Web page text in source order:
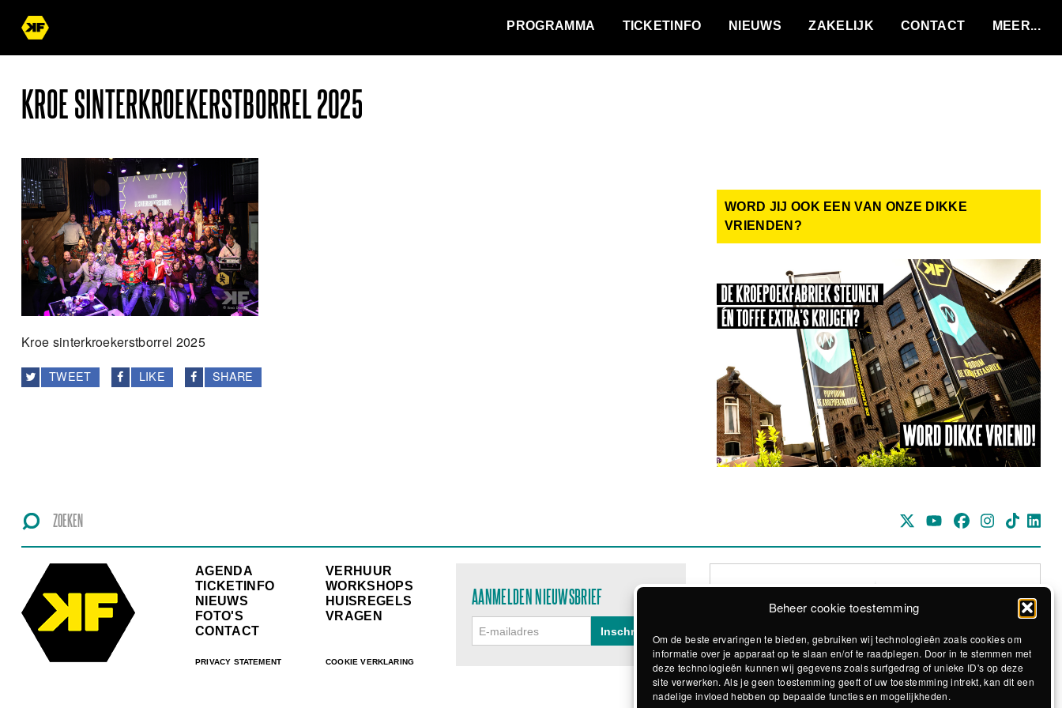
Beheer cookie toestemming
Om de beste ervaringen te bieden, gebruiken wij technologieën zoals cookies om
informatie over je apparaat op te slaan en/of te raadplegen. Door in te stemmen met
deze technologieën kunnen wij gegevens zoals surfgedrag of unieke ID's op deze
site verwerken. Als je geen toestemming geeft of uw toestemming intrekt, kan dit een
nadelige invloed hebben op bepaalde functies en mogelijkheden.
PROGRAMMA TICKETINFO NIEUWS ZAKELIJK CONTACT
KROE SINTERKROEKERSTBORREL 2025
Kroe sinterkroekerstborrel 2025
TWEET LIKE SHARE
WORD JIJ OOK EEN VAN ONZE DIKKE
VRIENDEN?
AGENDA
TICKETINFO
NIEUWS
FOTO'S
CONTACT
PRIVACY STATEMENT
VERHUUR
WORKSHOPS
HUISREGELS
VRAGEN
COOKIE VERKLARING
AANMELDEN NIEUWSBRIEF
Realisatie The MindOffice